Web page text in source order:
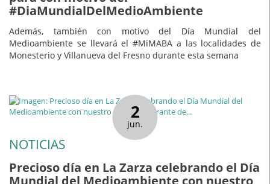
#DiaMundialDelMedioAmbiente
Además, también con motivo del Día Mundial del
Medioambiente se llevará el #MiMABA a las localidades de
Monesterio y Villanueva del Fresno durante esta semana
2
jun.
NOTICIAS
Precioso día en La Zarza celebrando el Día
Mundial del Medioambiente con nuestro